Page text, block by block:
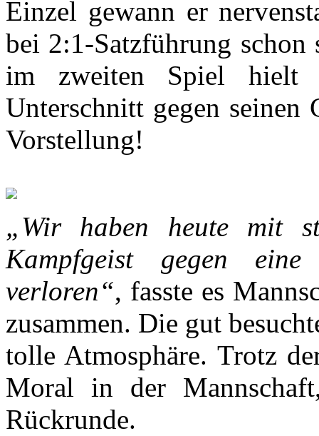
Einzel gewann er
bei 2:1-Satzführung schon
im zweiten Spiel hielt
Unterschnitt gegen seinen
Vorstellung!
„Wir haben heute mit
Kampfgeist gegen
verloren“, fasste es
zusammen. Die gut
tolle Atmosphäre. Trotz
Moral in der
Rückrunde.